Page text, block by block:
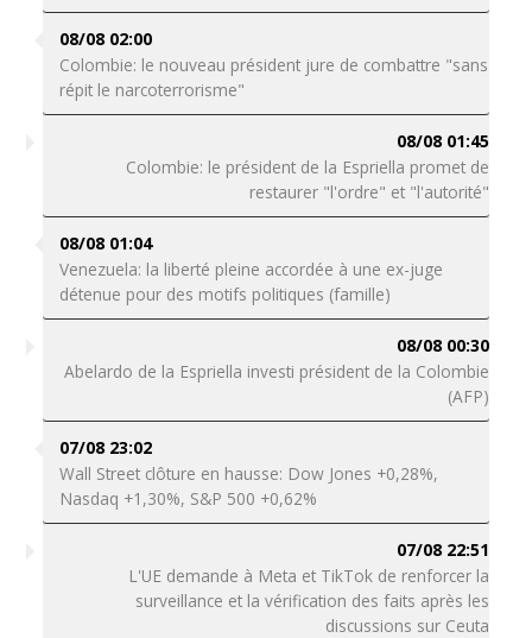
08/08 02:00
Colombie: le nouveau président jure de combattre "sans
répit le narcoterrorisme"
08/08 01:45
Colombie: le président de la Espriella promet de
restaurer "l'ordre" et "l'autorité"
08/08 01:04
Venezuela: la liberté pleine accordée à une ex-juge
détenue pour des motifs politiques (famille)
08/08 00:30
Abelardo de la Espriella investi président de la Colombie
(AFP)
07/08 23:02
Wall Street clôture en hausse: Dow Jones +0,28%,
Nasdaq +1,30%, S&P 500 +0,62%
07/08 22:51
L'UE demande à Meta et TikTok de renforcer la
surveillance et la vérification des faits après les
discussions sur Ceuta